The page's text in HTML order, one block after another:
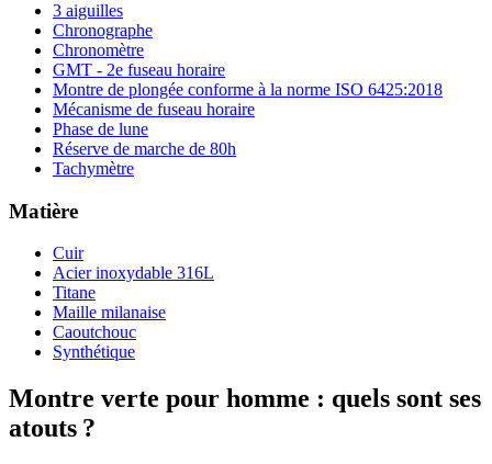
3 aiguilles
Chronographe
Chronomètre
GMT - 2e fuseau horaire
Montre de plongée conforme à la norme ISO 6425:2018
Mécanisme de fuseau horaire
Phase de lune
Réserve de marche de 80h
Tachymètre
Matière
Cuir
Acier inoxydable 316L
Titane
Maille milanaise
Caoutchouc
Synthétique
Montre verte pour homme : quels sont ses
atouts ?